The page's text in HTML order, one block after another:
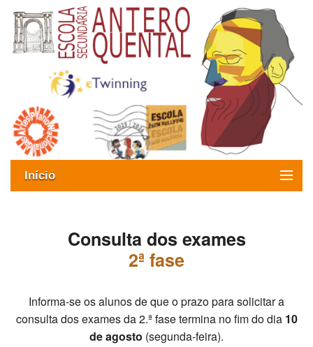
Início
Oferta formativa
ESAQ sem Bullying
Consulta dos exames
2ª fase
Informa-se os alunos de que o prazo para solicitar a
consulta dos exames da 2.ª fase termina no fim do dia 10
de agosto (segunda-feira).